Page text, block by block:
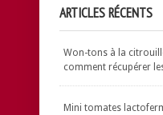
ARTICLES RÉCENTS
Won-tons à la
comment récupérer
Mini tomates